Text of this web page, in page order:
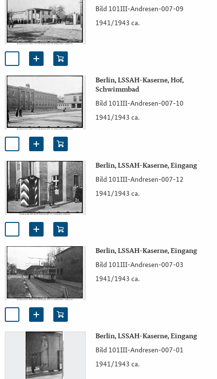
Bild 101III-Andresen-007-09
1941/1943 ca.
Berlin, LSSAH-Kaserne, Hof,
Schwimmbad
Bild 101III-Andresen-007-10
1941/1943 ca.
Berlin, LSSAH-Kaserne, Eingang
Bild 101III-Andresen-007-12
1941/1943 ca.
Berlin, LSSAH-Kaserne, Eingang
Bild 101III-Andresen-007-03
1941/1943 ca.
Berlin, LSSAH-Kaserne, Eingang
Bild 101III-Andresen-007-01
1941/1943 ca.